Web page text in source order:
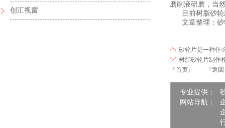
创汇视窗
磨削液研磨，当
目前树脂砂轮
文章整理：砂轮
砂轮片是一种什
树脂砂轮片制作
『首页』
『返
专业提供：
网站导航：